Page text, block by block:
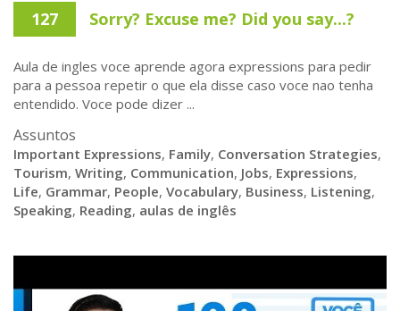
127 Sorry? Excuse me? Did you say...?
Aula de ingles voce aprende agora expressions para pedir
para a pessoa repetir o que ela disse caso voce nao tenha
entendido. Voce pode dizer ...
Assuntos
Important Expressions, Family, Conversation Strategies,
Tourism, Writing, Communication, Jobs, Expressions,
Life, Grammar, People, Vocabulary, Business, Listening,
Speaking, Reading, aulas de inglês